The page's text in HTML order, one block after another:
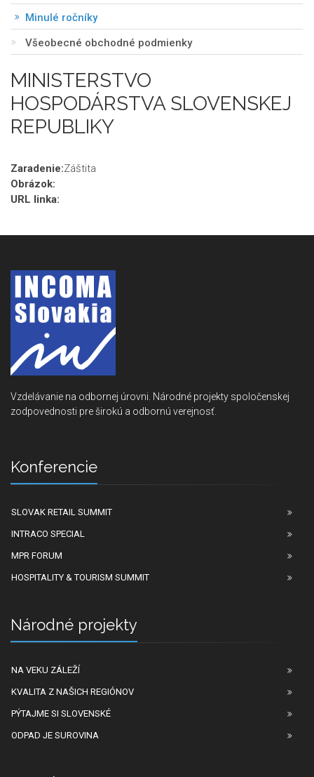
Minulé ročníky
Všeobecné obchodné podmienky
MINISTERSTVO
HOSPODÁRSTVA SLOVENSKEJ
REPUBLIKY
Zaradenie:Záštita
Obrázok:
URL linka:
Vzdelávanie na odbornej úrovni. Národné projekty spoločenskej
zodpovednosti pre širokú a odbornú verejnosť.
Konferencie
SLOVAK RETAIL SUMMIT
INTRACO SPECIAL
MPR FORUM
HOSPITALITY & TOURISM SUMMIT
Národné projekty
NA VEKU ZÁLEŽÍ
KVALITA Z NAŠICH REGIÓNOV
PÝTAJME SI SLOVENSKÉ
ODPAD JE SUROVINA